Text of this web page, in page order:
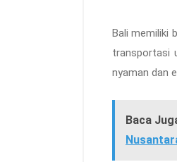
Bali memiliki
transportasi
nyaman dan
Baca